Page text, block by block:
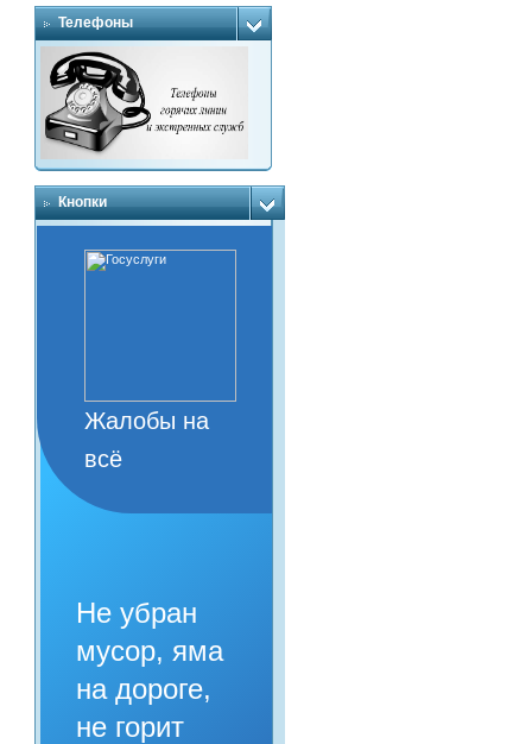
Телефоны
Кнопки
Жалобы на
всё
Не убран
мусор, яма
на дороге,
не горит